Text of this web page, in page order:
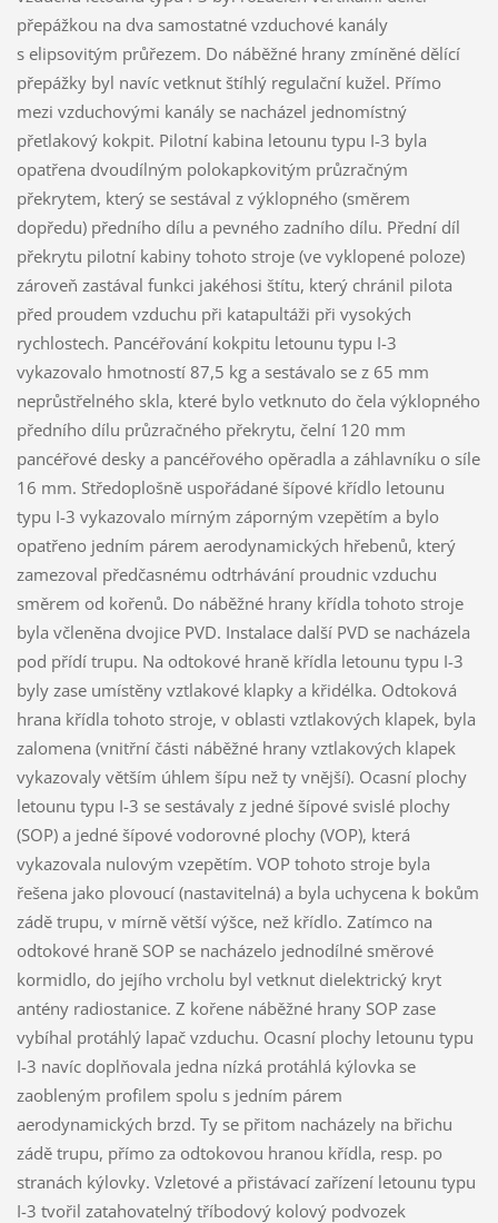
přepážkou na dva samostatné vzduchové kanály
s elipsovitým průřezem. Do náběžné hrany zmíněné dělící
přepážky byl navíc vetknut štíhlý regulační kužel. Přímo
mezi vzduchovými kanály se nacházel jednomístný
přetlakový kokpit. Pilotní kabina letounu typu I-3 byla
opatřena dvoudílným polokapkovitým průzračným
překrytem, který se sestával z výklopného (směrem
dopředu) předního dílu a pevného zadního dílu. Přední díl
překrytu pilotní kabiny tohoto stroje (ve vyklopené poloze)
zároveň zastával funkci jakéhosi štítu, který chránil pilota
před proudem vzduchu při katapultáži při vysokých
rychlostech. Pancéřování kokpitu letounu typu I-3
vykazovalo hmotností 87,5 kg a sestávalo se z 65 mm
neprůstřelného skla, které bylo vetknuto do čela výklopného
předního dílu průzračného překrytu, čelní 120 mm
pancéřové desky a pancéřového opěradla a záhlavníku o síle
16 mm. Středoplošně uspořádané šípové křídlo letounu
typu I-3 vykazovalo mírným záporným vzepětím a bylo
opatřeno jedním párem aerodynamických hřebenů, který
zamezoval předčasnému odtrhávání proudnic vzduchu
směrem od kořenů. Do náběžné hrany křídla tohoto stroje
byla včleněna dvojice PVD. Instalace další PVD se nacházela
pod přídí trupu. Na odtokové hraně křídla letounu typu I-3
byly zase umístěny vztlakové klapky a křidélka. Odtoková
hrana křídla tohoto stroje, v oblasti vztlakových klapek, byla
zalomena (vnitřní části náběžné hrany vztlakových klapek
vykazovaly větším úhlem šípu než ty vnější). Ocasní plochy
letounu typu I-3 se sestávaly z jedné šípové svislé plochy
(SOP) a jedné šípové vodorovné plochy (VOP), která
vykazovala nulovým vzepětím. VOP tohoto stroje byla
řešena jako plovoucí (nastavitelná) a byla uchycena k bokům
zádě trupu, v mírně větší výšce, než křídlo. Zatímco na
odtokové hraně SOP se nacházelo jednodílné směrové
kormidlo, do jejího vrcholu byl vetknut dielektrický kryt
antény radiostanice. Z kořene náběžné hrany SOP zase
vybíhal protáhlý lapač vzduchu. Ocasní plochy letounu typu
I-3 navíc doplňovala jedna nízká protáhlá kýlovka se
zaobleným profilem spolu s jedním párem
aerodynamických brzd. Ty se přitom nacházely na břichu
zádě trupu, přímo za odtokovou hranou křídla, resp. po
stranách kýlovky. Vzletové a přistávací zařízení letounu typu
I-3 tvořil zatahovatelný tříbodový kolový podvozek